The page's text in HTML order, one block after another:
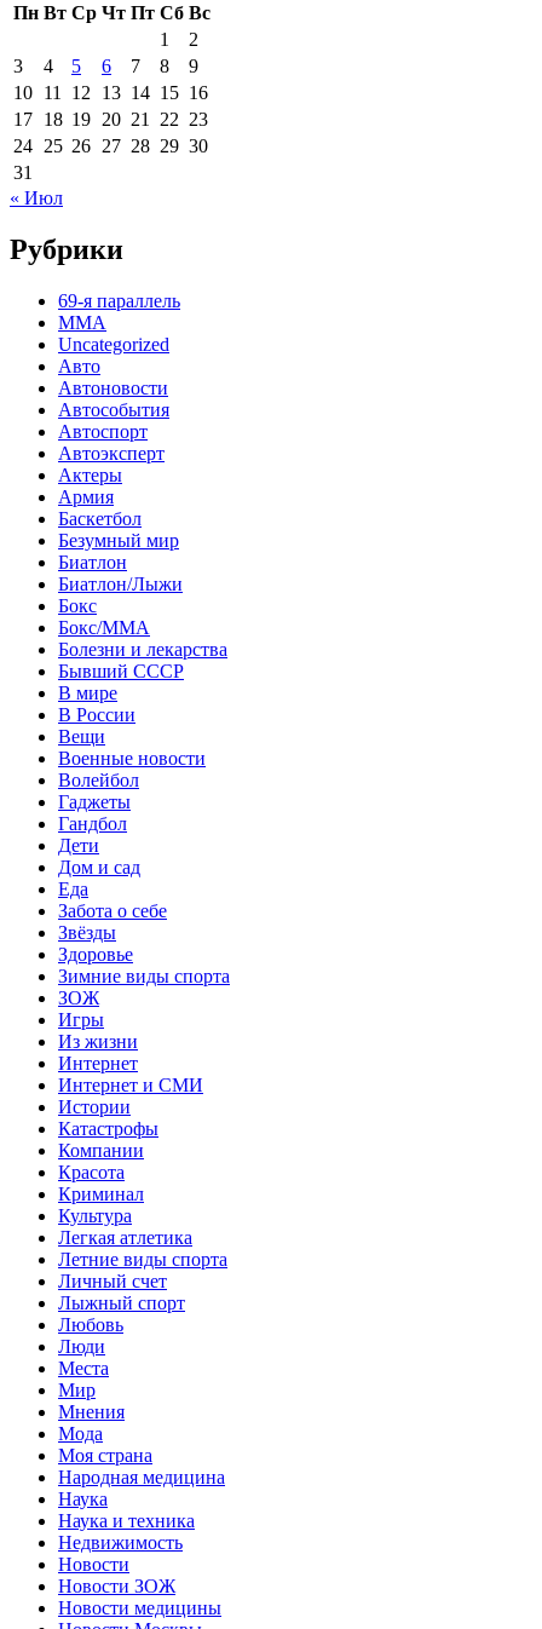
Пн Вт Ср Чт Пт Сб Вс
1
2
3
4 5 6 7 8
9
10 11 12 13 14 15 16
17 18 19 20 21 22 23
24 25 26 27 28 29 30
31
« Июл
Рубрики
69-я параллель
MMA
Uncategorized
Авто
Автоновости
Автособытия
Автоспорт
Автоэксперт
Актеры
Армия
Баскетбол
Безумный мир
Биатлон
Биатлон/Лыжи
Бокс
Бокс/MMA
Болезни и лекарства
Бывший СССР
В мире
В России
Вещи
Военные новости
Волейбол
Гаджеты
Гандбол
Дети
Дом и сад
Еда
Забота о себе
Звёзды
Здоровье
Зимние виды спорта
ЗОЖ
Игры
Из жизни
Интернет
Интернет и СМИ
Истории
Катастрофы
Компании
Красота
Криминал
Культура
Легкая атлетика
Летние виды спорта
Личный счет
Лыжный спорт
Любовь
Люди
Места
Мир
Мнения
Мода
Моя страна
Народная медицина
Наука
Наука и техника
Недвижимость
Новости
Новости ЗОЖ
Новости медицины